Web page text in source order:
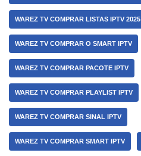
WAREZ TV COMPRAR LISTAS IPTV 2025
WAREZ TV COMPRAR O SMART IPTV
WAREZ TV COMPRAR PACOTE IPTV
WAREZ TV COMPRAR PLAYLIST IPTV
WAREZ TV COMPRAR SINAL IPTV
WAREZ TV COMPRAR SMART IPTV